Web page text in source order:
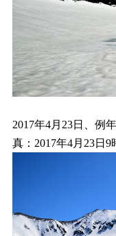
2017年4月23日、例
真：2017年4月23日9